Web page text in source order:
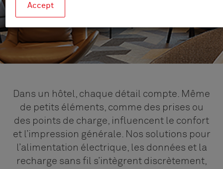
Accept
Dans un hôtel, chaque détail compte. Même
de petits éléments, comme des prises ou
des points de charge, influencent le confort
et l’impression générale. Nos solutions pour
l’alimentation électrique, les données et la
recharge sans fil s’intègrent discrètement,